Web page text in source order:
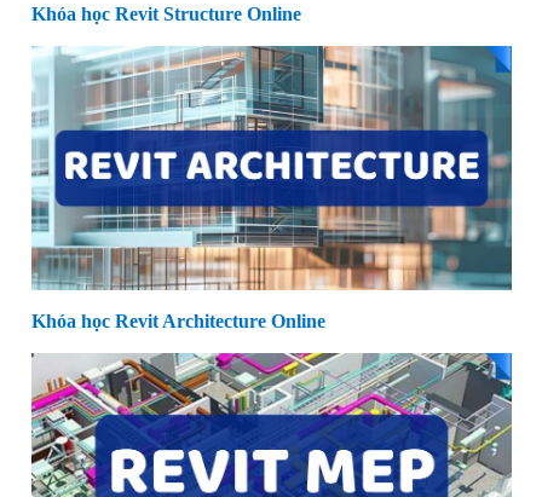
Khóa học Revit Structure Online
Khóa học Revit Architecture Online